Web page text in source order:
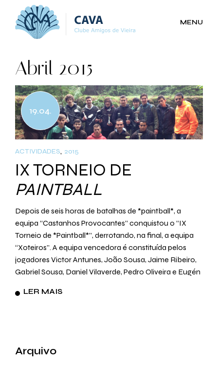
content
MENU
Abril 2015
19.04.
ACTIVIDADES 2015
IX TORNEIO DE
PAINTBALL
Depois de seis horas de batalhas de *paintball*, a
equipa “Castanhos Provocantes” conquistou o “IX
Torneio de *Paintball*”, derrotando, na final, a equipa
“Xoteiros”. A equipa vencedora é constituída pelos
jogadores Victor Antunes, João Sousa, Jaime Ribeiro,
Gabriel Sousa, Daniel Vilaverde, Pedro Oliveira e Eugén
LER MAIS
Arquivo